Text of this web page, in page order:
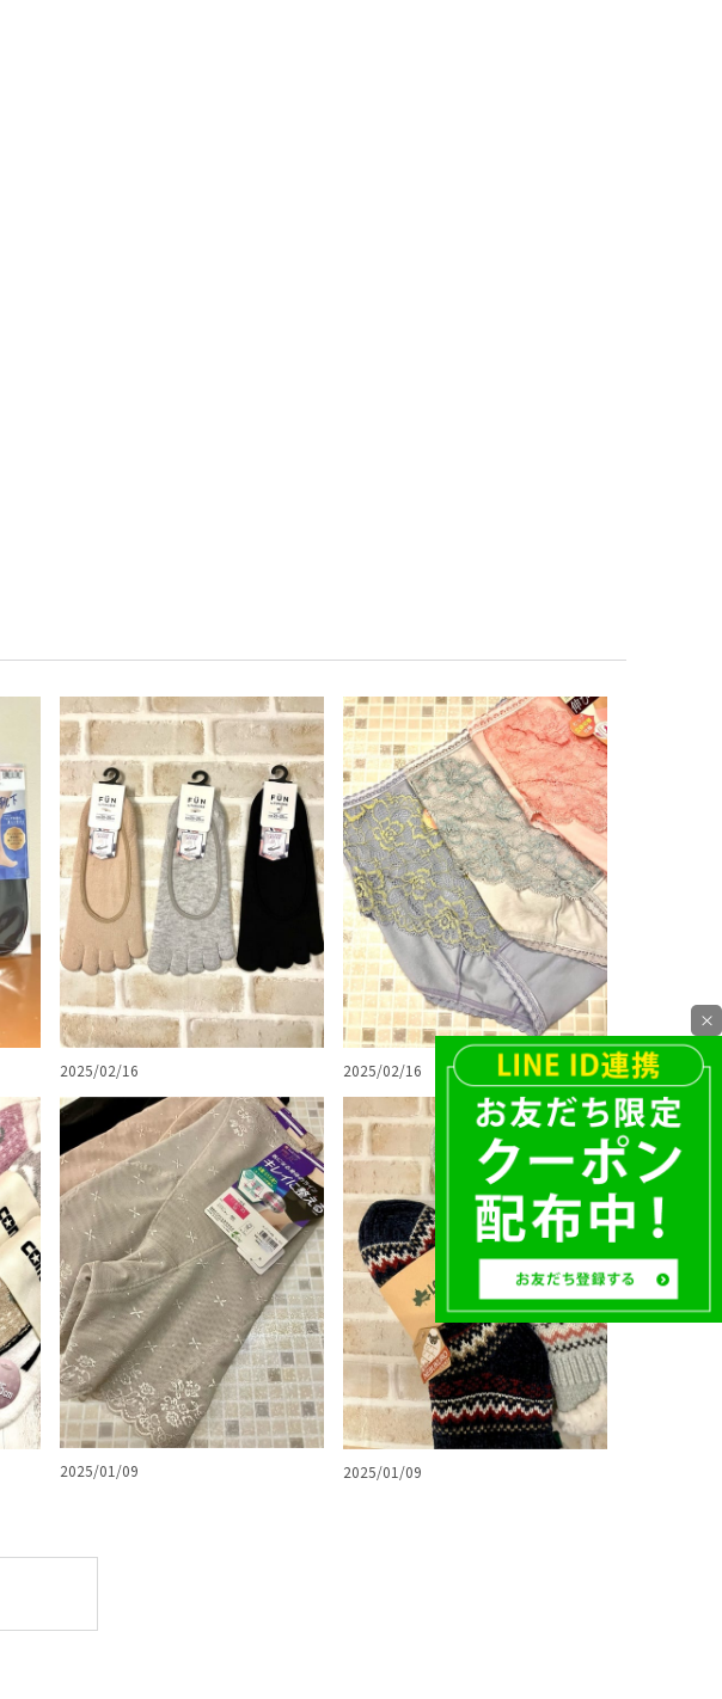
2025/02/16 2025/02/16
2025/01/09 2025/01/09
×